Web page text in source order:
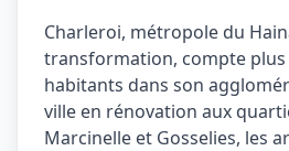
Charleroi, métropole du
transformation, compte plus
habitants dans son
ville en rénovation aux
Marcinelle et Gosselies, les